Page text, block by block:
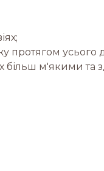
протягом
більш м'якими та